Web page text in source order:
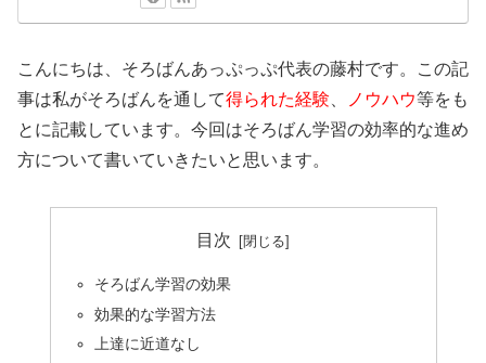
こんにちは、そろばんあっぷっぷ代表の藤村です。この記
事は私がそろばんを通して得られた経験 ノウハウ等をも
とに記載しています。今回はそろばん学習の効率的な進め
方について書いていきたいと思います。
目次
そろばん学習の効果
効果的な学習方法
上達に近道なし